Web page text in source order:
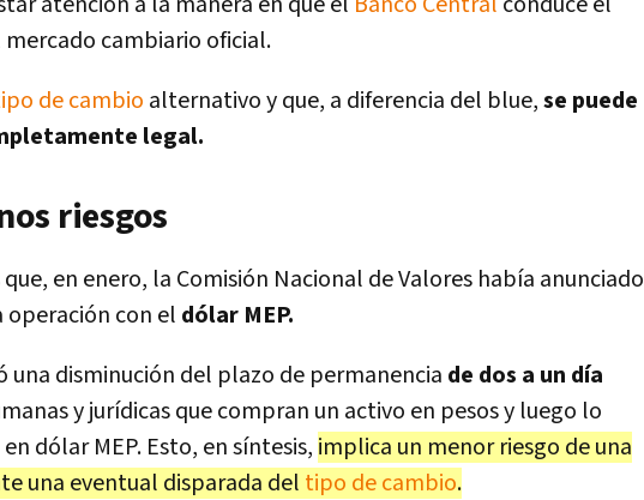
mercado cambiario oficial.
de cambio alternativo y que, a diferencia del blue,se puede
legal.
riesgos
en enero, la Comisión Nacional de Valores había anunciado
operación con el dólar MEP.
una disminución del plazo de permanencia de dos a un día
y jurídicas que compran un activo en pesos y luego lo
dólar MEP. Esto, en síntesis, implica un menor riesgo de una
una eventual disparada del tipo de cambio.